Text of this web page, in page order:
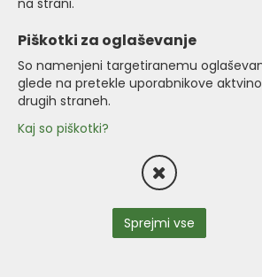
Benevo
na strani.
Piškotki za oglaševanje
So namenjeni targetiranemu
glede na pretekle uporabnikove
drugih straneh.
Kaj so piškotki?
Sprejmi vse